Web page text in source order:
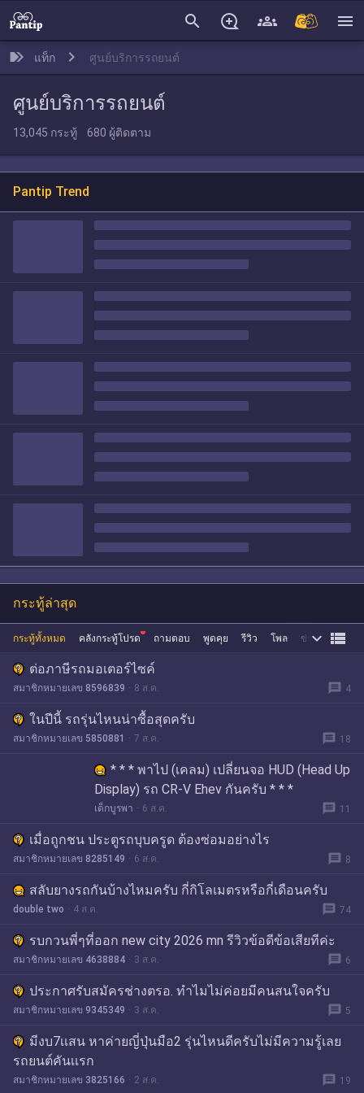
search menu
แท็ก ศูนย์บริการรถยนต์
ศูนย์บริการรถยนต์
13,045 กระทู้ 680 ผู้ติดตาม
Pantip Trend
กระทู้ล่าสุด
กระทู้ทั้งหมด คลังกระทู้โปรด ถามตอบ พูดคุย รีวิว โพล ข่าว ซื้อขาย
 
ต่อภาษีรถมอเตอร์ไซค์
สมาชิกหมายเลข 8596839 8 ส.ค. message 4
ในปีนี้ รถรุ่นไหนน่าซื้อสุดครับ
สมาชิกหมายเลข 5850881 7 ส.ค. message 18
* * * พาไป (เคลม) เปลี่ยนจอ HUD (Head Up
Display) รถ CR-V Ehev กันครับ * * *
เด็กบูรพา 6 ส.ค. message 11
เมื่อถูกชน ประตูรถบุบครูด ต้องซ่อมอย่างไร
สมาชิกหมายเลข 8285149 6 ส.ค. message 8
สลับยางรถกันบ้างไหมครับ​ กี่กิโลเมตรหรือกี่เดือนครับ
double two 4 ส.ค. message 74
รบกวนพี่ๆที่ออก new city 2026 mn รีวิวข้อดีข้อเสียทีค่ะ
สมาชิกหมายเลข 4638884 3 ส.ค. message 6
ประกาศรับสมัครช่างตรอ. ทำไมไม่ค่อยมีคนสนใจครับ
สมาชิกหมายเลข 9345349 3 ส.ค. message 5
มีงบ7เเสน หาค่ายญี่ปุ่นมือ2 รุ่นไหนดีครับไม่มีความรู้เลย
รถยนต์คันเเรก
สมาชิกหมายเลข 3825166 2 ส.ค. message 19